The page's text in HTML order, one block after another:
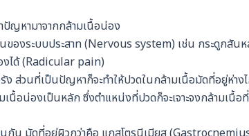
ปัญหามาจากกล้ามเนื้อน่อง
ของระบบประสาท (Nervous system) เช่น กระดูกสั
งได้ (Radicular pain)
ง ส่วนที่เป็นปัญหาก็จะทำให้ปวดในกล้ามเนื้อมัดที่อยู่ห่า
นื้อน่องเป็นหลัก ซึ่งตำแหน่งที่ปวดก็จะเจาะจงกล้ามเนื้